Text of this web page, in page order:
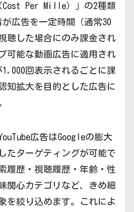
Cost Per Mille）」の2種類
が広告を一定時間（通常30
聴した場合にのみ課金され
可能な動画広告に適用され
1,000回表示されるごとに課
知拡大を目的とした広告に
広告はGoogleの膨大
たターゲティングが可能で
履歴・視聴履歴・年齢・性
関心カテゴリなど、きめ細
を絞り込めます。これによ